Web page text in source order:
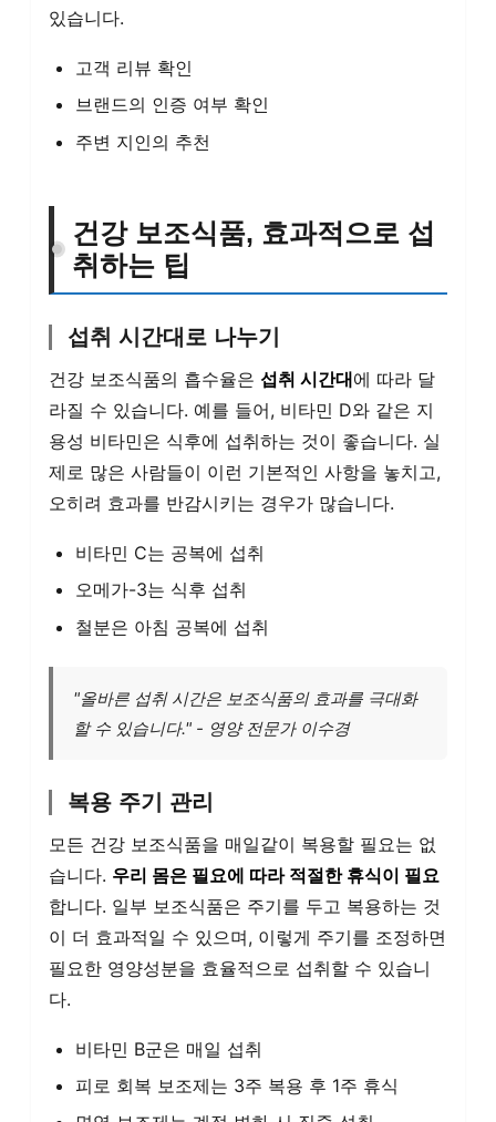
있습니다.
고객 리뷰 확인
브랜드의 인증 여부 확인
주변 지인의 추천
건강 보조식품, 효과적으로 섭
취하는 팁
섭취 시간대로 나누기
건강 보조식품의 흡수율은 섭취 시간대에 따라 달
라질 수 있습니다. 예를 들어, 비타민 D와 같은 지
용성 비타민은 식후에 섭취하는 것이 좋습니다. 실
제로 많은 사람들이 이런 기본적인 사항을 놓치고,
오히려 효과를 반감시키는 경우가 많습니다.
비타민 C는 공복에 섭취
오메가-3는 식후 섭취
철분은 아침 공복에 섭취
"올바른 섭취 시간은 보조식품의 효과를 극대화
할 수 있습니다." - 영양 전문가 이수경
복용 주기 관리
모든 건강 보조식품을 매일같이 복용할 필요는 없
습니다. 우리 몸은 필요에 따라 적절한 휴식이 필요
합니다. 일부 보조식품은 주기를 두고 복용하는 것
이 더 효과적일 수 있으며, 이렇게 주기를 조정하면
필요한 영양성분을 효율적으로 섭취할 수 있습니
다.
비타민 B군은 매일 섭취
피로 회복 보조제는 3주 복용 후 1주 휴식